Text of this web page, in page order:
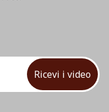
Ricevi i video